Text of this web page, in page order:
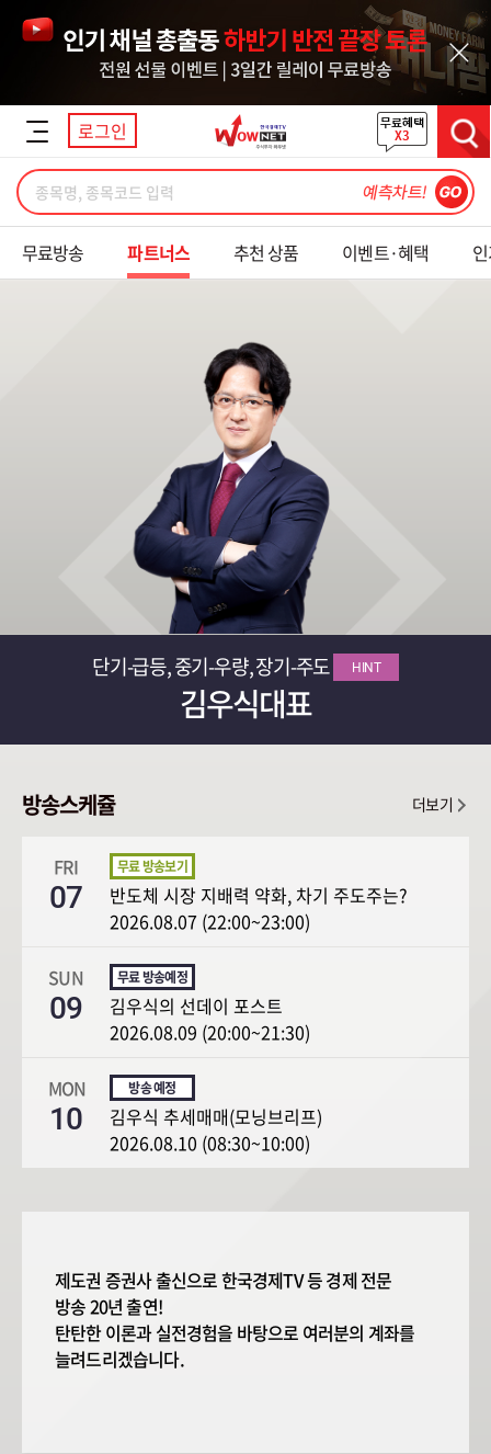
닫기
로그인
무료방송 파트너스 추천 상품 이벤트·혜택
단기-급등, 중기-우량, 장기-주도 HINT
김우식대표
방송스케쥴 더보기
FRI
07
반도체 시장 지배력 약화, 차기 주도주는?
2026.08.07 (22:00~23:00)
SUN
09
김우식의 선데이 포스트
2026.08.09 (20:00~21:30)
MON
10
김우식 추세매매(모닝브리프)
2026.08.10 (08:30~10:00)
제도권 증권사 출신으로 한국경제TV 등 경제 전문
방송 20년 출연!
탄탄한 이론과 실전경험을 바탕으로 여러분의 계좌를
늘려드리겠습니다.